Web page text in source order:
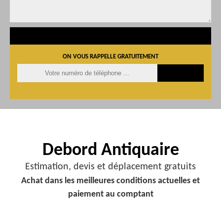
ON VOUS RAPPELLE GRATUITEMENT
Debord Antiquaire
Estimation, devis et déplacement gratuits
Achat dans les meilleures conditions actuelles et
paiement au comptant